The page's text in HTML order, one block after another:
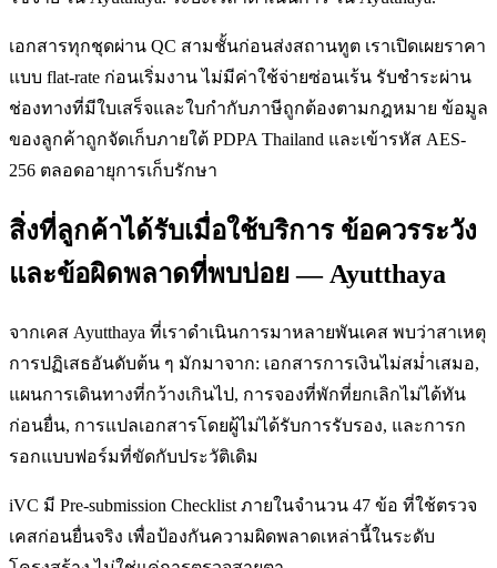
เอกสารทุกชุดผ่าน QC สามชั้นก่อนส่งสถานทูต เราเปิดเผยราคา
แบบ flat-rate ก่อนเริ่มงาน ไม่มีค่าใช้จ่ายซ่อนเร้น รับชำระผ่าน
ช่องทางที่มีใบเสร็จและใบกำกับภาษีถูกต้องตามกฎหมาย ข้อมูล
ของลูกค้าถูกจัดเก็บภายใต้ PDPA Thailand และเข้ารหัส AES-
256 ตลอดอายุการเก็บรักษา
สิ่งที่ลูกค้าได้รับเมื่อใช้บริการ ข้อควรระวัง
และข้อผิดพลาดที่พบบ่อย — Ayutthaya
จากเคส Ayutthaya ที่เราดำเนินการมาหลายพันเคส พบว่าสาเหตุ
การปฏิเสธอันดับต้น ๆ มักมาจาก: เอกสารการเงินไม่สม่ำเสมอ,
แผนการเดินทางที่กว้างเกินไป, การจองที่พักที่ยกเลิกไม่ได้ทัน
ก่อนยื่น, การแปลเอกสารโดยผู้ไม่ได้รับการรับรอง, และการก
รอกแบบฟอร์มที่ขัดกับประวัติเดิม
iVC มี Pre-submission Checklist ภายในจำนวน 47 ข้อ ที่ใช้ตรวจ
เคสก่อนยื่นจริง เพื่อป้องกันความผิดพลาดเหล่านี้ในระดับ